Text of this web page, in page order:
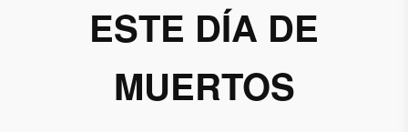
ESTE DÍA DE
MUERTOS
permiso
a esta lista